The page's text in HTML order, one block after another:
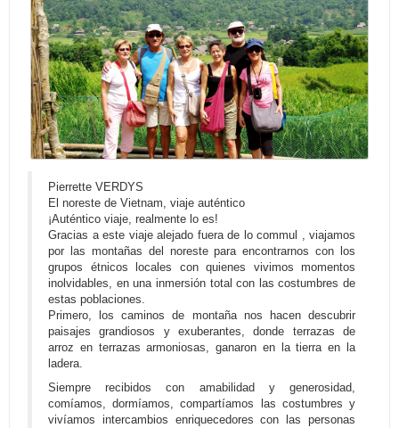
Pierrette VERDYS
El noreste de Vietnam, viaje auténtico
¡Auténtico viaje, realmente lo es!
Gracias a este viaje alejado fuera de lo commul , viajamos
por las montañas del noreste para encontrarnos con los
grupos étnicos locales con quienes vivimos momentos
inolvidables, en una inmersión total con las costumbres de
estas poblaciones.
Primero, los caminos de montaña nos hacen descubrir
paisajes grandiosos y exuberantes, donde terrazas de
arroz en terrazas armoniosas, ganaron en la tierra en la
ladera.
Siempre recibidos con amabilidad y generosidad,
comíamos, dormíamos, compartíamos las costumbres y
vivíamos intercambios enriquecedores con las personas